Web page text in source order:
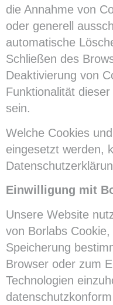
die Annahme von
oder generell
automatische
Schließen des
Deaktivierung von
Funktionalität
sein.
Welche Cookies
eingesetzt werden,
Einwilligung mit
Unsere Website
von Borlabs
Speicherung
Browser oder zum
Technologien